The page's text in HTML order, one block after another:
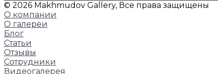
© 2026 Makhmudov Gallery, Все права защищены
О компании
О галереи
Блог
Статьи
Отзывы
Сотрудники
Видеогалерея